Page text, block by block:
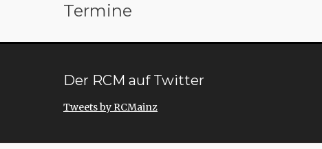
Termine
Der RCM auf Twitter
Tweets by RCMainz